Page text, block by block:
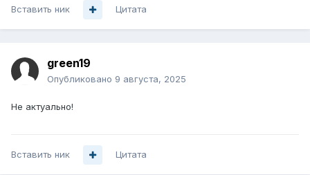
Вставить ник Цитата
green19
Опубликовано 9 августа, 2025
Не актуально!
Вставить ник Цитата